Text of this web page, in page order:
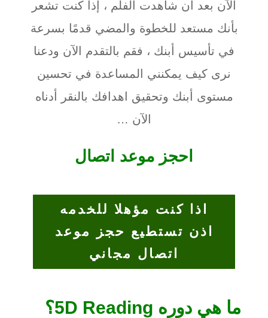
الآن بعد أن شاهدت الفلم ، إذا كنت تشعر
بأنك مستعد للخطوة والمضي قدمًا بسرعة
في تأسيس أبنك ، فقم بالتقدم الآن ودعنا
نرى كيف يمكنني المساعدة في تحسين
مستوى أبنك وتحقيق اهدافك بالنقر أدناه
الآن …
احجز موعد اتصال
اذا كنت مؤهلا للخدمه
اذن تستطيع حجز موعد
اتصال مجاني
ما هي دوره 5 D Reading؟